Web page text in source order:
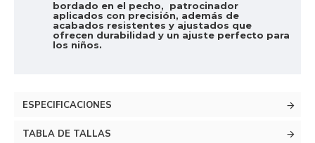
bordado en el pecho, patrocinador
aplicados con precisión, además de
acabados resistentes y ajustados que
ofrecen durabilidad y un ajuste perfecto para
los niños.
ESPECIFICACIONES
TABLA DE TALLAS